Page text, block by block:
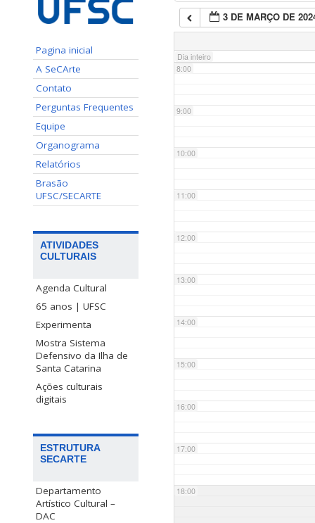
Pagina inicial
A SeCArte
Contato
Perguntas Frequentes
Equipe
Organograma
Relatórios
Brasão
UFSC/SECARTE
ATIVIDADES
CULTURAIS
Agenda Cultural
65 anos | UFSC
Experimenta
Mostra Sistema
Defensivo da Ilha de
Santa Catarina
Ações culturais
digitais
ESTRUTURA
SECARTE
Departamento
Artístico Cultural –
DAC
3 DE MARÇO DE
Dia inteiro
7:00
8:00
9:00
10:00
11:00
12:00
13:00
14:00
15:00
16:00
17:00
18:00